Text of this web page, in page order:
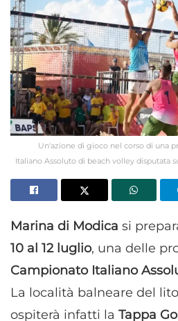
Un'azione di gioco nel corso di una
Italiano Assoluto di beach volley disputata
Marina di Modica si
10 al 12 luglio, una delle
Campionato Italiano
La località balneare del
ospiterà infatti la Tappa